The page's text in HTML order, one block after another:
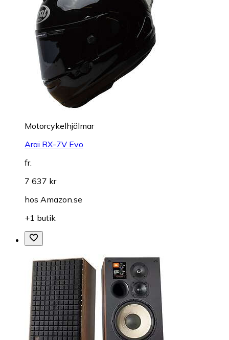
Motorcykelhjälmar
Arai RX-7V Evo
fr.
7 637 kr
hos Amazon.se
+1 butik